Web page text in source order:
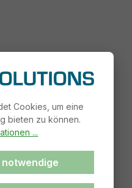
Cookies, um eine
bieten zu können.
...